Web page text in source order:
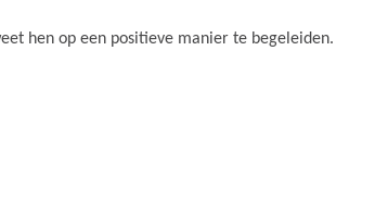
hen op een positieve manier te begeleiden.